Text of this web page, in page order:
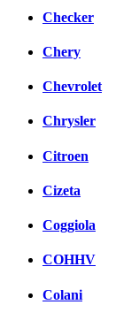
Checker
Chery
Chevrolet
Chrysler
Citroen
Cizeta
Coggiola
COHHV
Colani